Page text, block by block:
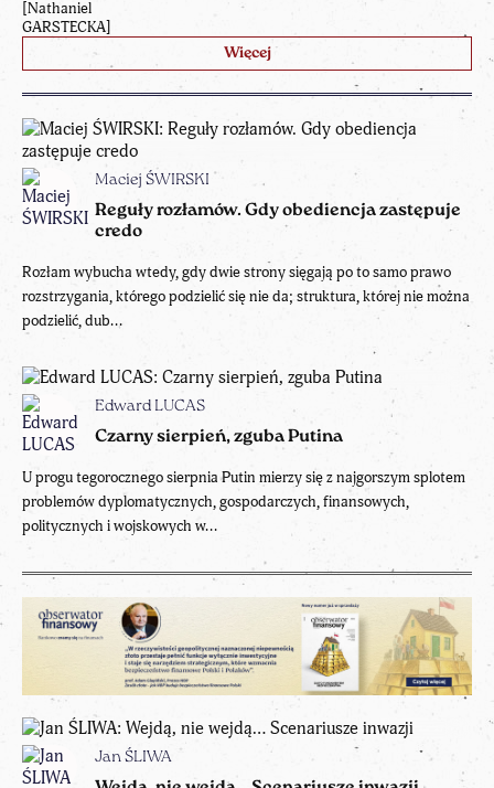
Więcej
Maciej ŚWIRSKI
Reguły rozłamów. Gdy obediencja zastępuje
credo
Rozłam wybucha wtedy, gdy dwie strony sięgają po to samo prawo
rozstrzygania, którego podzielić się nie da; struktura, której nie można
podzielić, dub...
Edward LUCAS
Czarny sierpień, zguba Putina
U progu tegorocznego sierpnia Putin mierzy się z najgorszym splotem
problemów dyplomatycznych, gospodarczych, finansowych,
politycznych i wojskowych w...
Jan ŚLIWA